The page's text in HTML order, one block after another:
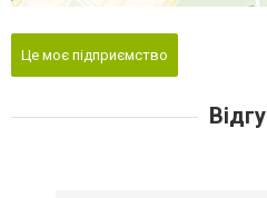
Це моє підприємство